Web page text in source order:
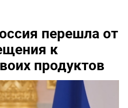
перешла от
к
продуктов